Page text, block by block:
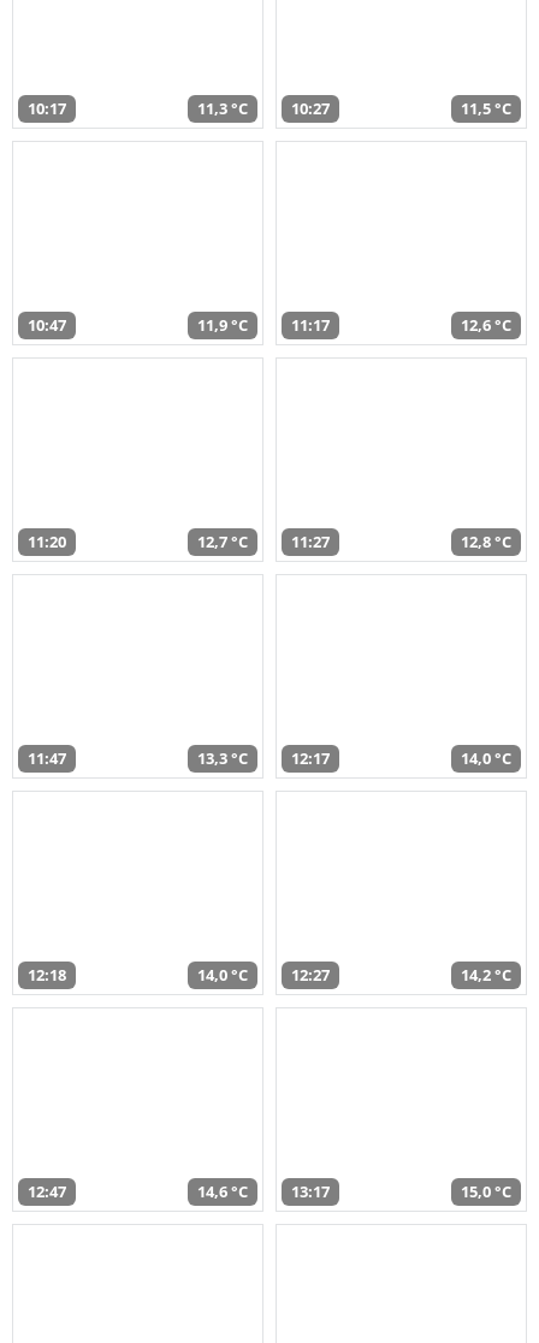
10:17 11,3 °C 10:27 11,5 °C
10:47 11,9 °C 11:17 12,6 °C
11:20 12,7 °C 11:27 12,8 °C
11:47 13,3 °C 12:17 14,0 °C
12:18 14,0 °C 12:27 14,2 °C
12:47 14,6 °C 13:17 15,0 °C